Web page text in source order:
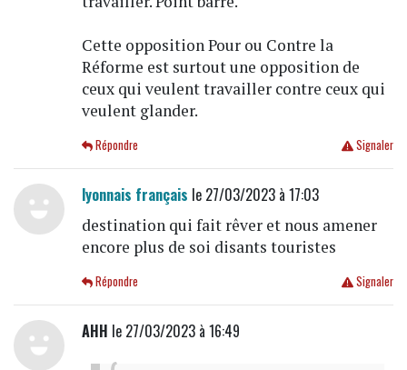
Cette opposition Pour ou Contre la
Réforme est surtout une opposition de
ceux qui veulent travailler contre ceux qui
veulent glander.
Signaler
Répondre
lyonnais français le 27/03/2023 à 17:03
destination qui fait rêver et nous amener
encore plus de soi disants touristes
Signaler
Répondre
AHH le 27/03/2023 à 16:49